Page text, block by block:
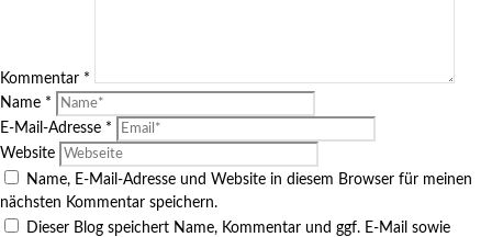
Kommentar *
Name *
E-Mail-Adresse *
Website
Name, E-Mail-Adresse und Website in diesem Browser für meinen
nächsten Kommentar speichern.
Dieser Blog speichert Name, Kommentar und ggf. E-Mail sowie